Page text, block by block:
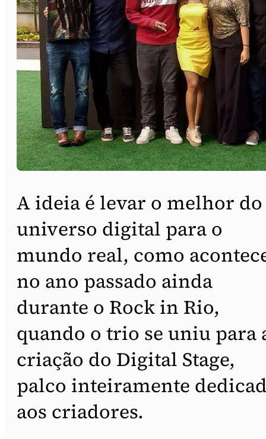
A ideia é levar o melhor do
universo digital para o
mundo real, como
no ano passado ainda
durante o Rock in Rio,
quando o trio se uniu para
criação do Digital Stage,
palco inteiramente
aos criadores.